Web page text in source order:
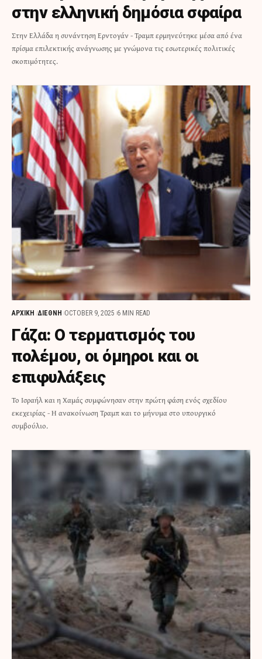
στην ελληνική δημόσια σφαίρα
Στην Ελλάδα η συνάντηση Ερντογάν - Τραμπ ερμηνεύτηκε μέσα από ένα
πρίσμα επιλεκτικής ανάγνωσης με γνώμονα τις εσωτερικές πολιτικές
σκοπιμότητες.
ΑΡΧΙΚΗ ΔΙΕΘΝΗ OCTOBER 9, 2025 6 MIN READ
Γάζα: Ο τερματισμός του
πολέμου, οι όμηροι και οι
επιφυλάξεις
Το Ισραήλ και η Χαμάς συμφώνησαν στην πρώτη φάση ενός σχεδίου
εκεχειρίας - Η ανακοίνωση Τραμπ και το μήνυμα στο υπουργικό
συμβούλιο.